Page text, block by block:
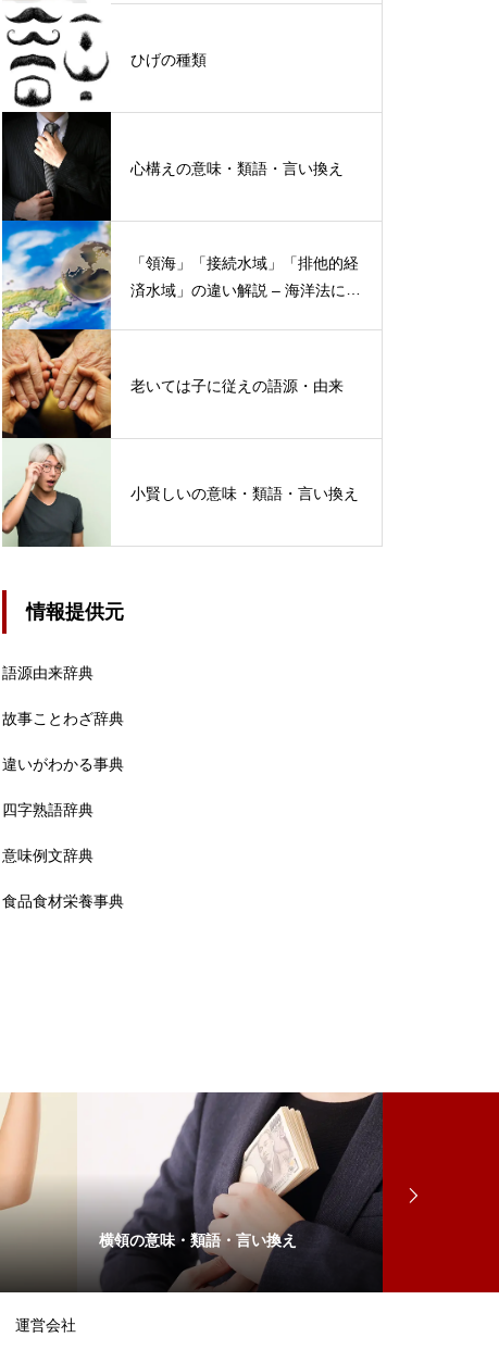
ひげの種類
心構えの意味・類語・言い換え
「領海」「接続水域」「排他的経
済水域」の違い解説 – 海洋法にお
老いては子に従えの語源・由来
小賢しいの意味・類語・言い換え
情報提供元
語源由来辞典
故事ことわざ辞典
違いがわかる事典
四字熟語辞典
意味例文辞典
食品食材栄養事典
横領の意味・類語・言い換え
運営会社